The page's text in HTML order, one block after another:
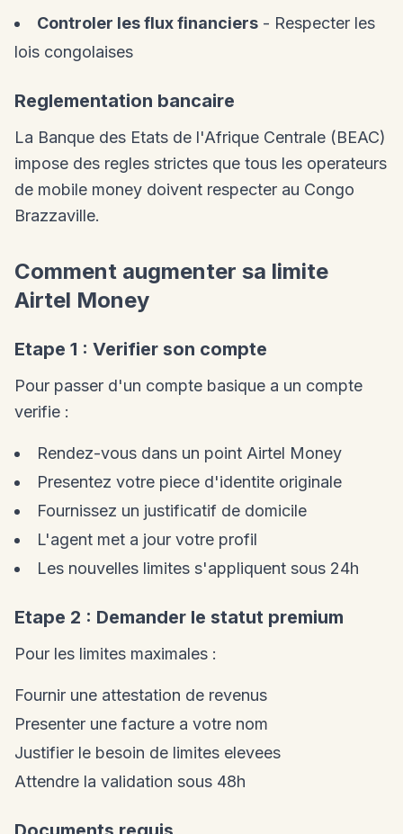
Controler les flux financiers - Respecter les
lois congolaises
Reglementation bancaire
La Banque des Etats de l'Afrique Centrale (BEAC)
impose des regles strictes que tous les operateurs
de mobile money doivent respecter au Congo
Brazzaville.
Comment augmenter sa limite
Airtel Money
Etape 1 : Verifier son compte
Pour passer d'un compte basique a un compte
verifie :
Rendez-vous dans un point Airtel Money
Presentez votre piece d'identite originale
Fournissez un justificatif de domicile
L'agent met a jour votre profil
Les nouvelles limites s'appliquent sous 24h
Etape 2 : Demander le statut premium
Pour les limites maximales :
Fournir une attestation de revenus
Presenter une facture a votre nom
Justifier le besoin de limites elevees
Attendre la validation sous 48h